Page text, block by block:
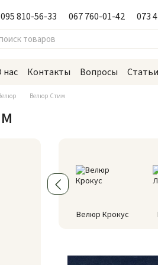
095 810-56-33 067 760-01-42 073
нас Контакты Вопросы Статьи
Велюр Стим
Велюр Крокус